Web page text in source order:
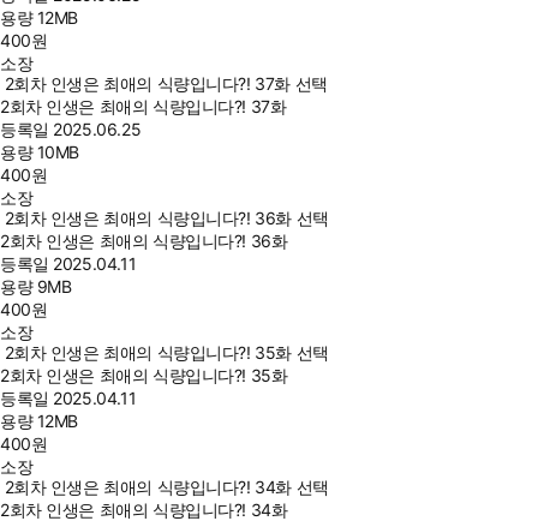
용량12MB
400원
소장
2회차 인생은 최애의 식량입니다?! 37화 선택
2회차 인생은 최애의 식량입니다?! 37화
등록일 2025.06.25
용량10MB
400원
소장
2회차 인생은 최애의 식량입니다?! 36화 선택
2회차 인생은 최애의 식량입니다?! 36화
등록일 2025.04.11
용량 9MB
400원
소장
2회차 인생은 최애의 식량입니다?! 35화 선택
2회차 인생은 최애의 식량입니다?! 35화
등록일 2025.04.11
용량12MB
400원
소장
2회차 인생은 최애의 식량입니다?! 34화 선택
2회차 인생은 최애의 식량입니다?! 34화